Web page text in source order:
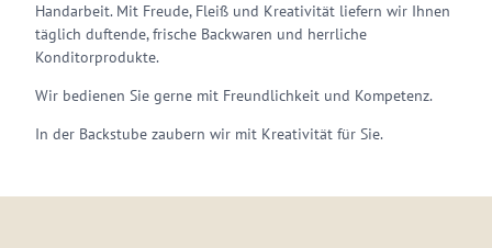
Handarbeit. Mit Freude, Fleiß und Kreativität liefern wir Ihnen
täglich duftende, frische Backwaren und herrliche
Konditorprodukte.
Wir bedienen Sie gerne mit Freundlichkeit und Kompetenz.
In der Backstube zaubern wir mit Kreativität für Sie.